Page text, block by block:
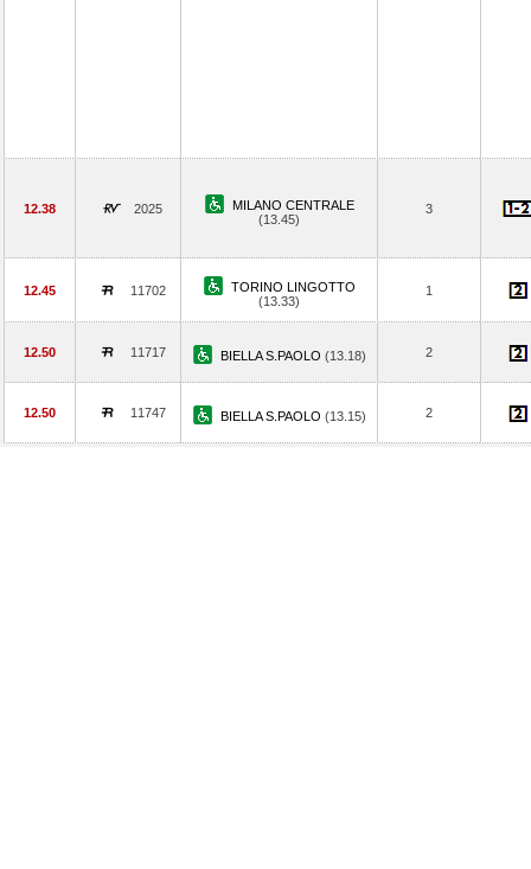
12.38 2025
MILANO CENTRALE
(13.45)
3
12.45 11702
TORINO LINGOTTO
(13.33)
1
12.50 11717 BIELLA S.PAOLO (13.18) 2
12.50 11747 BIELLA S.PAOLO (13.15) 2